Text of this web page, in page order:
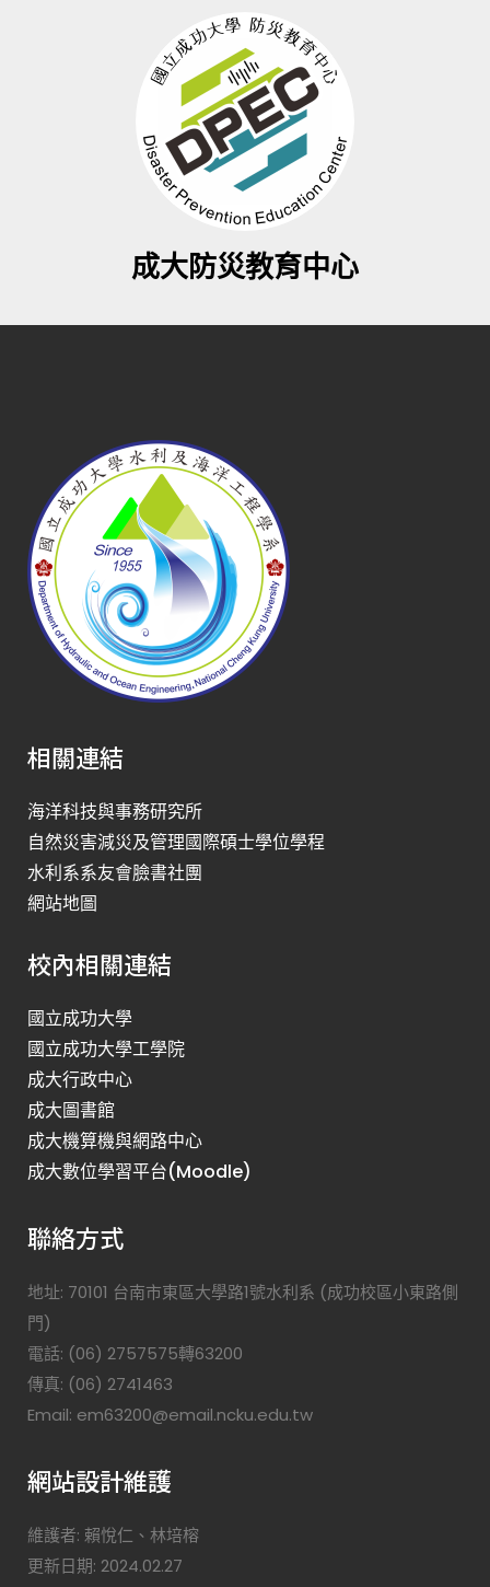
成大防災教育中心
相關連結
海洋科技與事務研究所
自然災害減災及管理國際碩士學位學程
水利系系友會臉書社團
網站地圖
校內相關連結
國立成功大學
國立成功大學工學院
成大行政中心
成大圖書館
成大機算機與網路中心
成大數位學習平台(Moodle)
聯絡方式
地址: 70101 台南市東區大學路1號水利系 (成功校區小東路側
門)
電話: (06) 2757575轉63200
傳真: (06) 2741463
Email: em63200@email.ncku.edu.tw
網站設計維護
維護者: 賴悅仁、林培榕
更新日期: 2024.02.27